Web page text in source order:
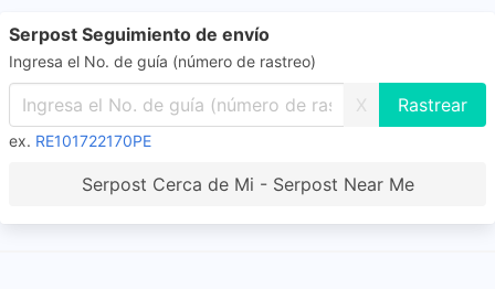
Serpost Seguimiento de envío
Ingresa el No. de guía (número de rastreo)
X
ex. RE101722170PE
Serpost Cerca de Mi - Serpost Near Me